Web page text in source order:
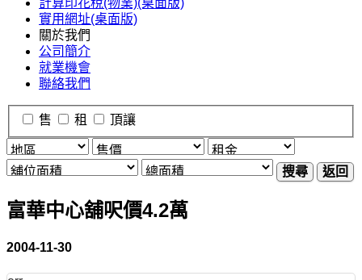
計算印花稅(物業)(桌面版)
實用網址(桌面版)
關於我們
公司簡介
就業機會
聯絡我們
售 租 頂讓
搜尋 返回
富華中心舖呎價4.2萬
2004-11-30